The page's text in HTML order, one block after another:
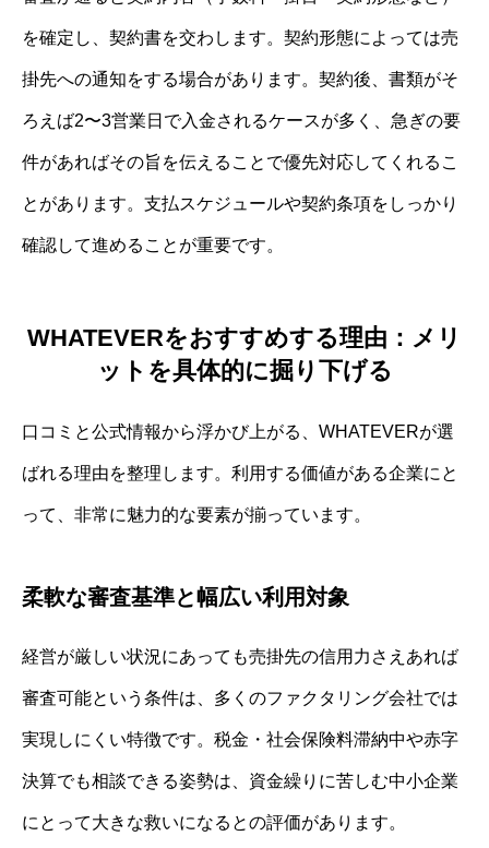
を確定し、契約書を交わします。契約形態によっては売
掛先への通知をする場合があります。契約後、書類がそ
ろえば2〜3営業日で入金されるケースが多く、急ぎの要
件があればその旨を伝えることで優先対応してくれるこ
とがあります。支払スケジュールや契約条項をしっかり
確認して進めることが重要です。
WHATEVERをおすすめする理由：メリ
ットを具体的に掘り下げる
口コミと公式情報から浮かび上がる、WHATEVERが選
ばれる理由を整理します。利用する価値がある企業にと
って、非常に魅力的な要素が揃っています。
柔軟な審査基準と幅広い利用対象
経営が厳しい状況にあっても売掛先の信用力さえあれば
審査可能という条件は、多くのファクタリング会社では
実現しにくい特徴です。税金・社会保険料滞納中や赤字
決算でも相談できる姿勢は、資金繰りに苦しむ中小企業
にとって大きな救いになるとの評価があります。